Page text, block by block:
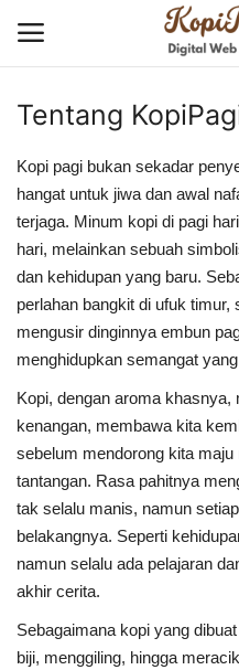
Login
Home
Tentang KopiPagi.net
Contact
Cyber Security
Business Solution
Website and Application
Digital Marketing
The Lounge
Tentang
Kopi pagi bukan sekadar
hangat untuk jiwa dan awal
terjaga. Minum kopi di pagi
hari, melainkan sebuah
dan kehidupan yang baru.
perlahan bangkit di ufuk
mengusir dinginnya embun
menghidupkan semangat
Kopi, dengan aroma khasnya,
kenangan, membawa kita
sebelum mendorong kita
tantangan. Rasa pahitnya
tak selalu manis, namun
belakangnya. Seperti
namun selalu ada pelajaran
akhir cerita.
Sebagaimana kopi yang
biji, menggiling, hingga